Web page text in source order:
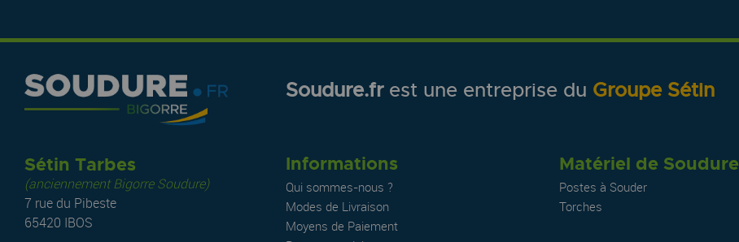
Soudure.frest une entreprise du Groupe Sétin
Sétin Tarbes
(anciennement Bigorre Soudure)
7 rue du Pibeste
65420 IBOS
Informations
Qui sommes-nous ?
Modes de Livraison
Moyens de Paiement
Matériel de Soudure
Postes à Souder
Torches